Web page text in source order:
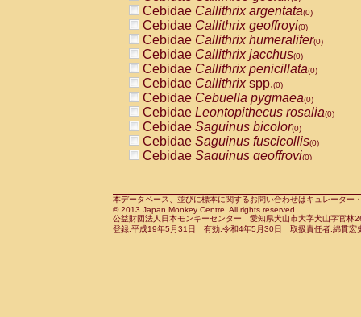
PitheciidaeCallicebus torquatus
PitheciidaeCallicebusspp.(0)
PitheciidaeChiropotes satanas(0)
PitheciidaePithecia monachus
PitheciidaePithecia pithecia(0)
CercopithecidaeCercocebus agilis
CercopithecidaeCercocebus
CercopithecidaeCercocebus
CercopithecidaeCercocebus
CercopithecidaeCercocebus
CercopithecidaeCercocebushybrid
CercopithecidaePapio anubis(0)
CercopithecidaePapio cynocephalus
CercopithecidaePapio hamadryas(0)
Cebidae Callithrix argentata(0)
Cebidae Callithrix geoffroyi(0)
Cebidae Callithrix humeralifer(0)
Cebidae Callithrix jacchus(0)
Cebidae Callithrix penicillata(0)
Cebidae Callithrixspp.(0)
Cebidae Cebuella pygmaea(0)
Cebidae Leontopithecus rosalia(0)
Cebidae Saguinus bicolor(0)
Cebidae Saguinus fuscicollis(0)
Cebidae Saguinus geoffroyi(0)
CebidaeSaguinus leucopus(0)
CebidaeSaguinus midas(0)
Cebidae Saguinus mystax(0)
本データベース、並びに標本に関するお問い合わせはキュレータ
© 2013 Japan Monkey Centre. All rights reserved.
公益財団法人日本モンキーセンター 愛知県犬山市大字犬山字官
登録:平成19年5月31日 有効:令和4年5月30日 取扱責任者:綿貫宏